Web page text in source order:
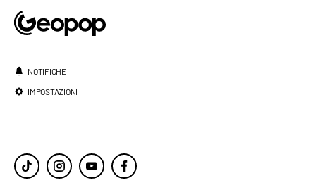
NOTIFICHE
IMPOSTAZIONI